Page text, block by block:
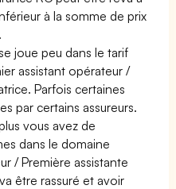
à la somme de prix
joue peu dans le tarif
assistant opérateur /
Parfois certaines
par certains assureurs.
vous avez de
dans le domaine
/ Première assistante
être rassuré et avoir